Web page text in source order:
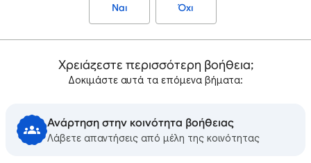
Ναι Όχι
Χρειάζεστε περισσότερη βοήθεια;
Δοκιμάστε αυτά τα επόμενα βήματα:
Ανάρτηση στην κοινότητα βοήθειας
Λάβετε απαντήσεις από μέλη της κοινότητας